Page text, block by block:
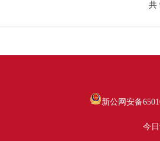
共
新公网安备
今